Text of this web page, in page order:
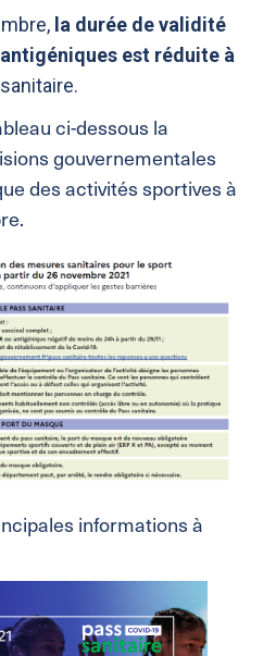
la durée de validité
est réduite à
ci-dessous la
gouvernementales
des activités sportives à
informations à